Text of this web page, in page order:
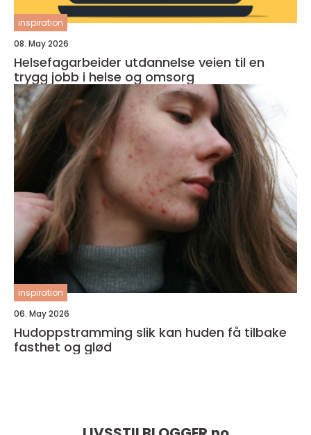
inspiration
08. May 2026
Helsefagarbeider utdannelse veien til en
trygg jobb i helse og omsorg
inspiration
06. May 2026
Hudoppstramming slik kan huden få tilbake
fasthet og glød